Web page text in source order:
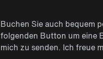
Buchen Sie auch bequem
folgenden Button um eine
mich zu senden. Ich freue